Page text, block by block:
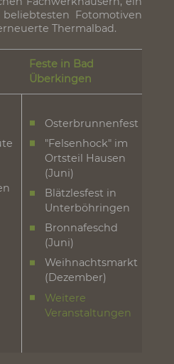
verdient sich Bad
Kontrollen: Klima,
zertifiziert. Dazu lockt ein
Fachwerkhäusern, ein
beliebtesten Fotomotiven
Thermalbad.
Feste in Bad
Überkingen
Osterbrunnenfest
"Felsenhock" im
Ortsteil Hausen
(Juni)
Blätzlesfest in
Unterböhringen
Bronnafeschd